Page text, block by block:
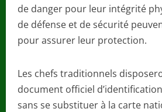
de danger pour leur intégrité
de défense et de sécurité
pour assurer leur protection.
Les chefs traditionnels
document officiel
sans se substituer à la carte